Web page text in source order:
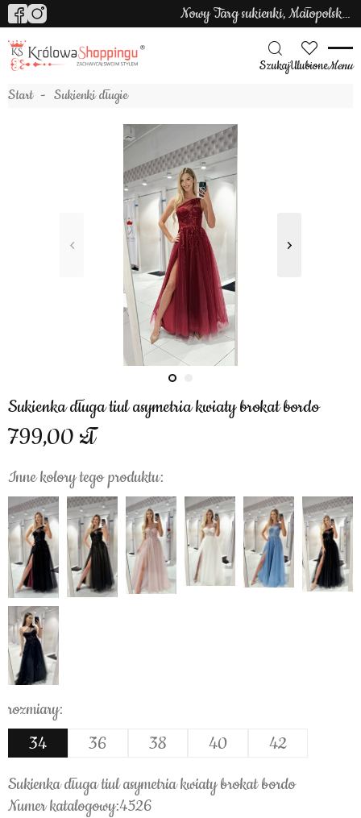
Nowy Targ sukienki, Małopolska sukienki
SzukajUlubioneMenu
Start Sukienki długie
Sukienka długa tiul asymetria kwiaty brokat bordo
799,00
Inne kolory tego produktu:
rozmiary:
34 36 38 40 42
Sukienka długa tiul asymetria kwiaty brokat bordo
Numer katalogowy:4526